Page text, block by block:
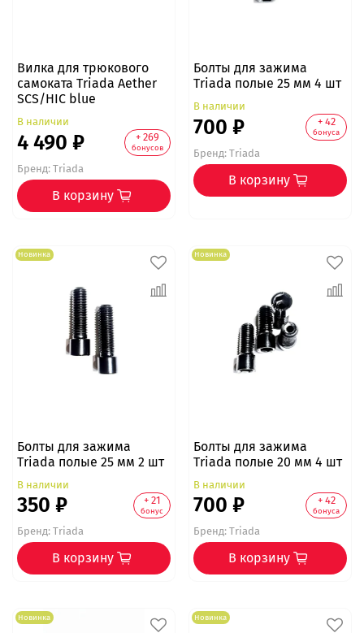
Вилка для трюкового
самоката Triada Aether
SCS/HIC blue
В наличии
4 490 ₽ + 269
бонусов
Бренд:Triada
В корзину
Болты для зажима
Triada полые 25 мм 4 шт
В наличии
700 ₽ + 42
бонуса
Бренд:Triada
В корзину
Новинка
Болты для зажима
Triada полые 25 мм 2 шт
В наличии
350 ₽ + 21
бонус
Бренд:Triada
В корзину
Новинка
Болты для зажима
Triada полые 20 мм 4 шт
В наличии
700 ₽ + 42
бонуса
Бренд:Triada
В корзину
Новинка Новинка